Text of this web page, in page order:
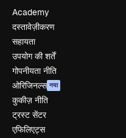
Academy
दस्तावेज़ीकरण
सहायता
उपयोग की शर्तें
गोपनीयता नीति
ओरिजिनल्स नया
कुकीज़ नीति
ट्रस्ट सेंटर
एफिलिएट्स